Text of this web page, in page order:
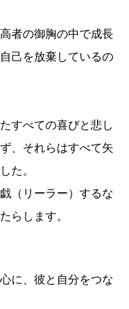
者の御胸の中で成長
己を放棄しているの
すべての喜びと悲し
、それらはすべて矢
た。
（リーラー）するな
らします。
に、彼と自分をつな